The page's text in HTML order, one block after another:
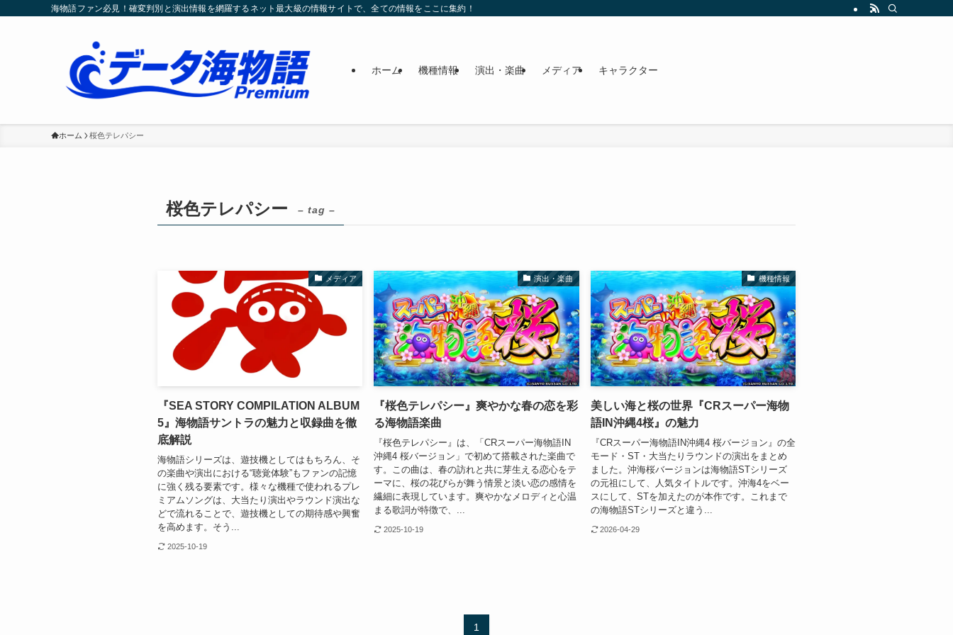
海物語ファン必見！確変判別と演出情報を網羅するネット最大級の情報サイトで、全ての情報をここに集約！
ホーム 機種情報 演出・楽曲 メディア キャラクター
ホーム 桜色テレパシー
桜色テレパシー – tag –
メディア
『SEA STORY COMPILATION ALBUM
5』海物語サントラの魅力と収録曲を徹
底解説
海物語シリーズは、遊技機としてはもちろん、そ
の楽曲や演出における“聴覚体験”もファンの記憶
に強く残る要素です。様々な機種で使われるプレ
ミアムソングは、大当たり演出やラウンド演出な
どで流れることで、遊技機としての期待感や興奮
を高めます。そう...
2025-10-19
演出・楽曲
『桜色テレパシー』爽やかな春の恋を彩
る海物語楽曲
『桜色テレパシー』は、「CRスーパー海物語IN
沖縄4 桜バージョン」で初めて搭載された楽曲で
す。この曲は、春の訪れと共に芽生える恋心をテ
ーマに、桜の花びらが舞う情景と淡い恋の感情を
繊細に表現しています。爽やかなメロディと心温
まる歌詞が特徴で、...
2025-10-19
機種情報
美しい海と桜の世界『CRスーパー海物
語IN沖縄4桜』の魅力
『CRスーパー海物語IN沖縄4 桜バージョン』の全
モード・ST・大当たりラウンドの演出をまとめ
ました。沖海桜バージョンは海物語STシリーズ
の元祖にして、人気タイトルです。沖海4をベー
スにして、STを加えたのが本作です。これまで
の海物語STシリーズと違う...
2026-04-29
1